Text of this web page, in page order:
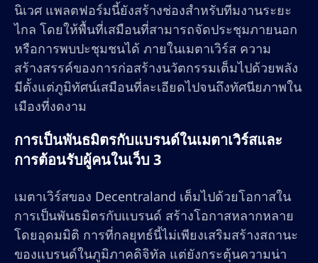
นิเวศ แพลตฟอร์มนี้ยังสร้างช่องสำหรับทีมงานระยะ
ไกล โดยให้พื้นที่เสมือนที่สามารถจัดประชุมภายนอก
หรือการพบปะชุมชนได้ ภายในเมตาเวิร์ส ความ
สร้างสรรค์ของการก่อสร้างนวัตกรรมเต็มไปด้วยพลัง
มีตั้งแต่ภูมิทัศน์เสมือนที่ละเอียดไปจนถึงทัศนียภาพใน
เมืองที่งดงาม
การเป็นพันธมิตรกับแบรนด์ในเมตาเวิร์สและ
การต้อนรับผู้คนในเว็บ 3
เมตาเวิร์สของ Decentraland เต็มไปด้วยโอกาสใน
การเป็นพันธมิตรกับแบรนด์ สร้างโอกาสหลากหลาย
โดยอุดมมิติ การที่กลยุทธ์นี้ไม่เพียงเสริมสร้างสถานะ
ของแบรนด์ในภูมิภาคดิจิทัล แต่ยังกระตุ้นความน่า